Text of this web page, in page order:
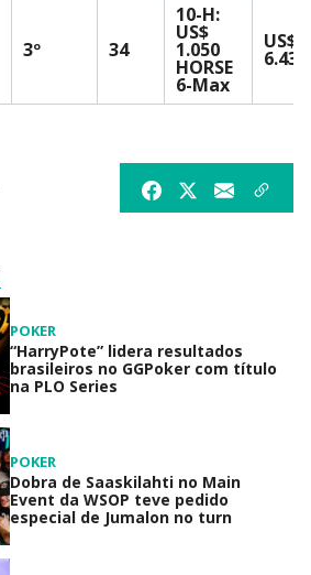
3º 34
10-H:
US$
1.050
HORSE
6-Max
US$
6.437
POKER
“HarryPote” lidera resultados
brasileiros no GGPoker com título
na PLO Series
POKER
Dobra de Saaskilahti no Main
Event da WSOP teve pedido
especial de Jumalon no turn